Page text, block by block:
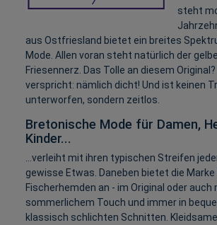
steht
aus Ostfriesland bietet ein breites
Mode. Allen voran steht natürlich der
Friesennerz. Das Tolle an diesem
verspricht: nämlich dicht! Und ist keinen
unterworfen, sondern zeitlos.
Bretonische Mode für Damen,
Kinder...
...verleiht mit ihren typischen Streifen
gewisse Etwas. Daneben bietet die
Fischerhemden an - im Original oder auch
sommerlichem Touch und immer in
klassisch schlichten Schnitten.